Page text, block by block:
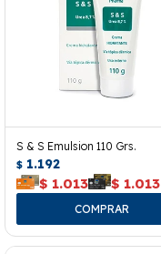
S & S Emulsion 110 Grs.
$ 1.192
$ 1.013 $ 1.013